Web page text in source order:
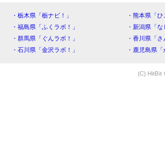
・栃木県「栃ナビ！」
・熊本県「
・福島県「ふくラボ！」
・新潟県「
・群馬県「ぐんラボ！」
・香川県「
・石川県「金沢ラボ！」
・鹿児島県
(C) HitBit